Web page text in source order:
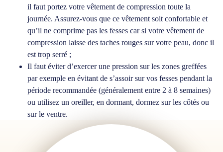
il faut portez votre vêtement de compression toute la
journée. Assurez-vous que ce vêtement soit confortable et
qu’il ne comprime pas les fesses car si votre vêtement de
compression laisse des taches rouges sur votre peau, donc il
est trop serré ;
Il faut éviter d’exercer une pression sur les zones greffées
par exemple en évitant de s’assoir sur vos fesses pendant la
période recommandée (généralement entre 2 à 8 semaines)
ou utilisez un oreiller, en dormant, dormez sur les côtés ou
sur le ventre.